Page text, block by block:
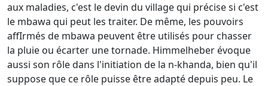
aux maladies, c'est le devin du village qui précise si c'est
le mbawa qui peut les traiter. De même, les pouvoirs
affIrmés de mbawa peuvent être utilisés pour chasser
la pluie ou écarter une tornade. Himmelheber évoque
aussi son rôle dans l'initiation de la n-khanda, bien qu'il
suppose que ce rôle puisse être adapté depuis peu. Le